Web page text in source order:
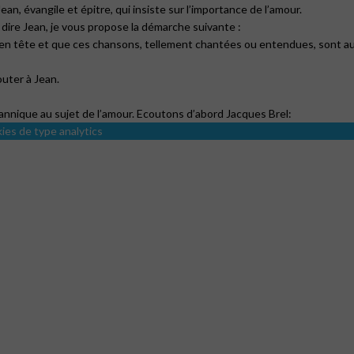
évangile et épitre, qui insiste sur l’importance de l’amour.
Jean, je vous propose la démarche suivante :
tête et que ces chansons, tellement chantées ou entendues,
à Jean.
au sujet de l’amour. Ecoutons d’abord Jacques Brel:
de type analytics